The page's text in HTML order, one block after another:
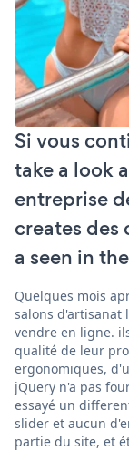
Si vous
take a look
entreprise
creates des
a seen in
Quelques mois
salons d'artisanat
vendre en ligne.
qualité de leur
ergonomiques,
jQuery n'a pas
essayé un
slider et aucun
partie du site, et